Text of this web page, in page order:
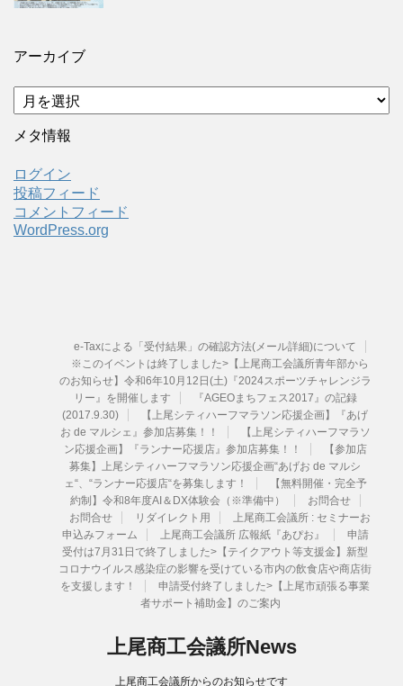
アーカイブ
ア
ー
カ
ブ
メタ情報
ログイン
投稿フィード
コメントフィード
WordPress.org
e-Taxによる「受付結果」の確認方法(メール詳細)について
※このイベントは終了しました>【上尾商工会議所青年部から
のお知らせ】令和6年10月12日(土)『2024スポーツチャレンジラ
リー』を開催します
『AGEOまちフェス2017』の記録
(2017.9.30)
【上尾シティハーフマラソン応援企画】『あげ
お de マルシェ』参加店募集！！
【上尾シティハーフマラソ
ン応援企画】『ランナー応援店』参加店募集！！
【参加店
募集】上尾シティハーフマラソン応援企画“あげお de マルシ
ェ“、“ランナー応援店“を募集します！
【無料開催・完全予
約制】令和8年度AI＆DX体験会（※準備中）
お問合せ
お問合せ
リダイレクト用
上尾商工会議所 : セミナーお
申込みフォーム
上尾商工会議所 広報紙『あぴお』
申請
受付は7月31日で終了しました>【テイクアウト等支援金】新型
コロナウイルス感染症の影響を受けている市内の飲食店や商店街
を支援します！
申請受付終了しました>【上尾市頑張る事業
者サポート補助金】のご案内
上尾商工会議所News
上尾商工会議所からのお知らせです